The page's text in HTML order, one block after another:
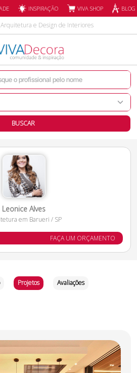
INSPIRAÇÃO VIVA SHOP
Arquitetura e Design de Interiores
BUSCAR
Leonice Alves
em Barueri / SP
FAÇA UM ORÇAMENTO
Projetos Avaliações